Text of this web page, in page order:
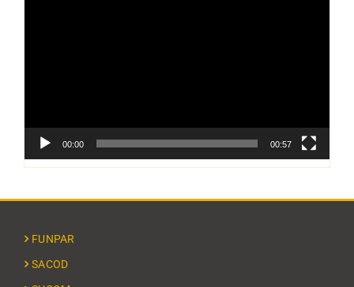
00:00 00:57
FUNPAR
SACOD